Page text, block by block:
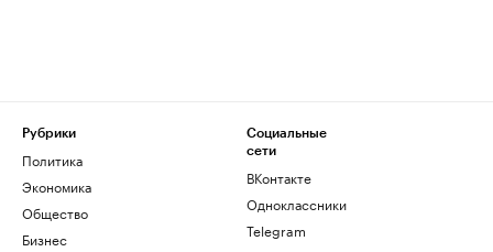
Рубрики
Политика
Экономика
Общество
Бизнес
Социальные
сети
ВКонтакте
Одноклассники
Telegram